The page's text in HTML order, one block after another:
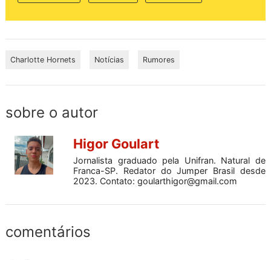
Charlotte Hornets Notícias Rumores
sobre o autor
Higor Goulart
Jornalista graduado pela Unifran. Natural de
Franca-SP. Redator do Jumper Brasil desde
2023. Contato: goularthigor@gmail.com
comentários